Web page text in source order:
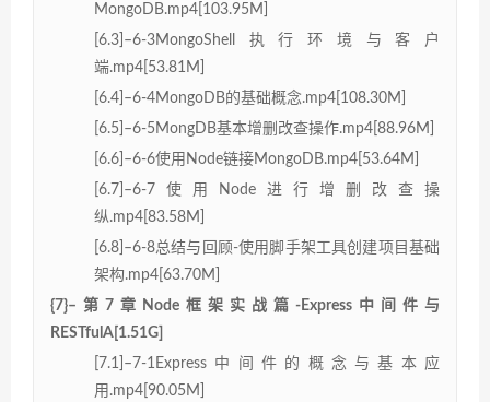
MongoDB.mp4[103.95M]
[6.3]–6-3MongoShell执行环境与客户
端.mp4[53.81M]
[6.4]–6-4MongoDB的基础概念.mp4[108.30M]
[6.5]–6-5MongDB基本增删改查操作.mp4[88.96M]
[6.6]–6-6使用Node链接MongoDB.mp4[53.64M]
[6.7]–6-7使用Node进行增删改查操
纵.mp4[83.58M]
[6.8]–6-8总结与回顾-使用脚手架工具创建项目基础
架构.mp4[63.70M]
{7}–第7章Node框架实战篇-Express中间件与
RESTfulA[1.51G]
[7.1]–7-1Express中间件的概念与基本应
用.mp4[90.05M]